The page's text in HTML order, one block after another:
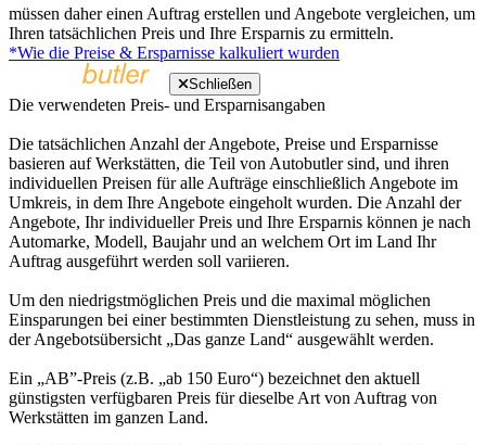
müssen daher einen Auftrag erstellen und Angebote vergleichen, um
Ihren tatsächlichen Preis und Ihre Ersparnis zu ermitteln.
*Wie die Preise & Ersparnisse kalkuliert wurden
Schließen
Die verwendeten Preis- und Ersparnisangaben
Die tatsächlichen Anzahl der Angebote, Preise und Ersparnisse
basieren auf Werkstätten, die Teil von Autobutler sind, und ihren
individuellen Preisen für alle Aufträge einschließlich Angebote im
Umkreis, in dem Ihre Angebote eingeholt wurden. Die Anzahl der
Angebote, Ihr individueller Preis und Ihre Ersparnis können je nach
Automarke, Modell, Baujahr und an welchem Ort im Land Ihr
Auftrag ausgeführt werden soll variieren.
Um den niedrigstmöglichen Preis und die maximal möglichen
Einsparungen bei einer bestimmten Dienstleistung zu sehen, muss in
der Angebotsübersicht „Das ganze Land“ ausgewählt werden.
Ein „AB”-Preis (z.B. „ab 150 Euro“) bezeichnet den aktuell
günstigsten verfügbaren Preis für dieselbe Art von Auftrag von
Werkstätten im ganzen Land.